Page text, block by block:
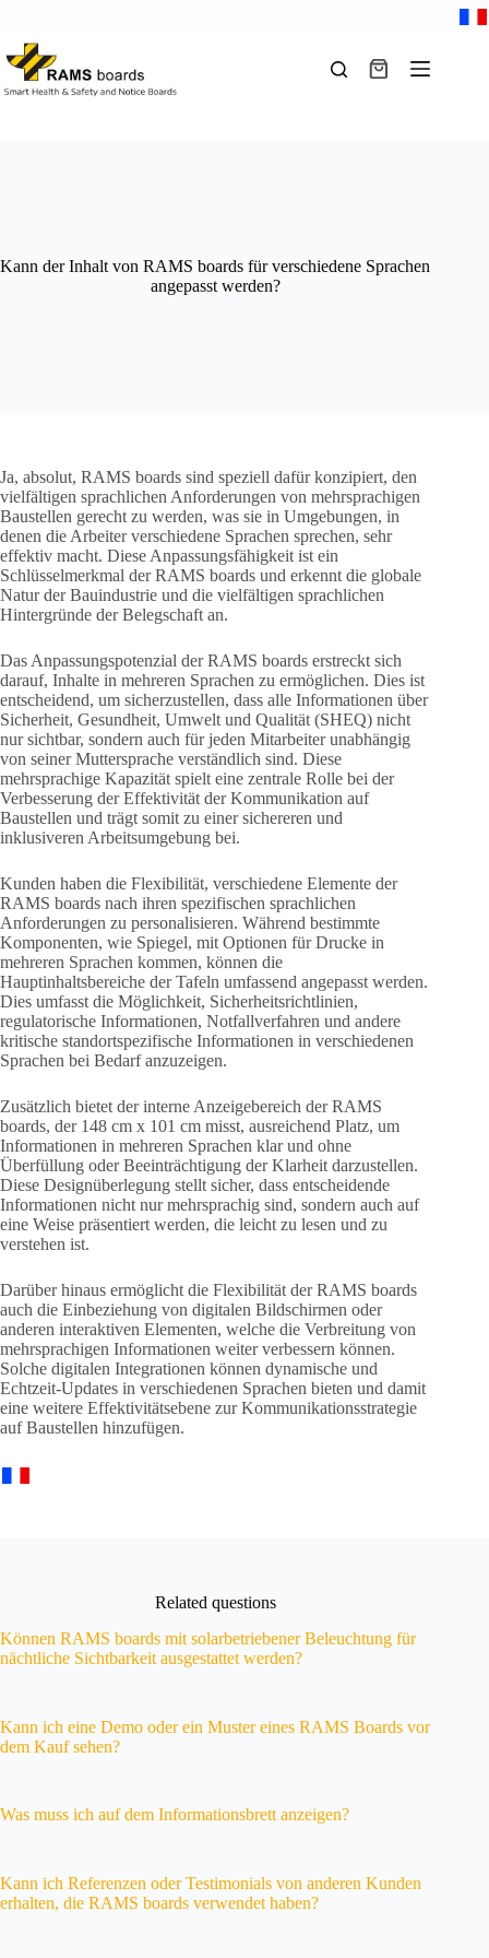
springen
Warenkorb
Kann der Inhalt von RAMS boards für verschiedene Sprachen
angepasst werden?
Ja, absolut, RAMS boards sind speziell dafür konzipiert, den
vielfältigen sprachlichen Anforderungen von mehrsprachigen
Baustellen gerecht zu werden, was sie in Umgebungen, in
denen die Arbeiter verschiedene Sprachen sprechen, sehr
effektiv macht. Diese Anpassungsfähigkeit ist ein
Schlüsselmerkmal der RAMS boards und erkennt die globale
Natur der Bauindustrie und die vielfältigen sprachlichen
Hintergründe der Belegschaft an.
Das Anpassungspotenzial der RAMS boards erstreckt sich
darauf, Inhalte in mehreren Sprachen zu ermöglichen. Dies ist
entscheidend, um sicherzustellen, dass alle Informationen über
Sicherheit, Gesundheit, Umwelt und Qualität (SHEQ) nicht
nur sichtbar, sondern auch für jeden Mitarbeiter unabhängig
von seiner Muttersprache verständlich sind. Diese
mehrsprachige Kapazität spielt eine zentrale Rolle bei der
Verbesserung der Effektivität der Kommunikation auf
Baustellen und trägt somit zu einer sichereren und
inklusiveren Arbeitsumgebung bei.
Kunden haben die Flexibilität, verschiedene Elemente der
RAMS boards nach ihren spezifischen sprachlichen
Anforderungen zu personalisieren. Während bestimmte
Komponenten, wie Spiegel, mit Optionen für Drucke in
mehreren Sprachen kommen, können die
Hauptinhaltsbereiche der Tafeln umfassend angepasst werden.
Dies umfasst die Möglichkeit, Sicherheitsrichtlinien,
regulatorische Informationen, Notfallverfahren und andere
kritische standortspezifische Informationen in verschiedenen
Sprachen bei Bedarf anzuzeigen.
Zusätzlich bietet der interne Anzeigebereich der RAMS
boards, der 148 cm x 101 cm misst, ausreichend Platz, um
Informationen in mehreren Sprachen klar und ohne
Überfüllung oder Beeinträchtigung der Klarheit darzustellen.
Diese Designüberlegung stellt sicher, dass entscheidende
Informationen nicht nur mehrsprachig sind, sondern auch auf
eine Weise präsentiert werden, die leicht zu lesen und zu
verstehen ist.
Darüber hinaus ermöglicht die Flexibilität der RAMS boards
auch die Einbeziehung von digitalen Bildschirmen oder
anderen interaktiven Elementen, welche die Verbreitung von
mehrsprachigen Informationen weiter verbessern können.
Solche digitalen Integrationen können dynamische und
Echtzeit-Updates in verschiedenen Sprachen bieten und damit
eine weitere Effektivitätsebene zur Kommunikationsstrategie
auf Baustellen hinzufügen.
Related questions
Können RAMS boards mit solarbetriebener Beleuchtung für
nächtliche Sichtbarkeit ausgestattet werden?
Kann ich eine Demo oder ein Muster eines RAMS Boards vor
dem Kauf sehen?
Was muss ich auf dem Informationsbrett anzeigen?
Kann ich Referenzen oder Testimonials von anderen Kunden
erhalten, die RAMS boards verwendet haben?